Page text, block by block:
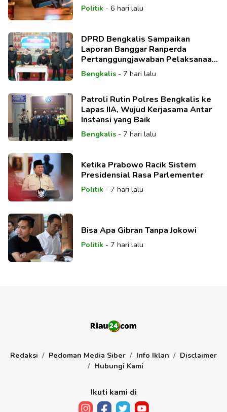
Politik- 6 hari lalu
DPRD Bengkalis Sampaikan
Laporan Banggar Ranperda
Pertanggungjawaban Pelaksanaan
APBD TA 2025
Bengkalis- 7 hari lalu
Patroli Rutin Polres Bengkalis ke
Lapas IIA, Wujud Kerjasama Antar
Instansi yang Baik
Bengkalis- 7 hari lalu
Ketika Prabowo Racik Sistem
Presidensial Rasa Parlementer
Politik- 7 hari lalu
Bisa Apa Gibran Tanpa Jokowi
Politik- 7 hari lalu
Redaksi Pedoman Media Siber Info Iklan
Disclaimer
Hubungi Kami
Ikuti kami di